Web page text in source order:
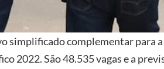
simplificado complementar para
2022. São 48.535 vagas e a